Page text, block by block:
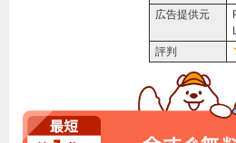
広告提供元
評判